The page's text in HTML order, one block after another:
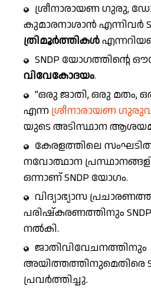
ശ്രീനാരായണ ഗുരു,
കുമാരനാശാൻ എന്നിവർ
ത്രിമൂർത്തികൾ
SNDP യോഗത്തിന്റെ
വിവേകോദയം.
"ഒരു ജാതി, ഒരു മതം,
എന്ന ശ്രീനാരായണ
യുടെ അടിസ്ഥാന
കേരളത്തിലെ
നവോത്ഥാന
ഒന്നാണ് SNDP യോഗം.
വിദ്യാഭ്യാസ
പരിഷ്കരണത്തിനും
നൽകി.
ജാതിവിവേചനത്തിനും
അയിത്തത്തിനുമെതിരെ
പ്രവർത്തിച്ചു.